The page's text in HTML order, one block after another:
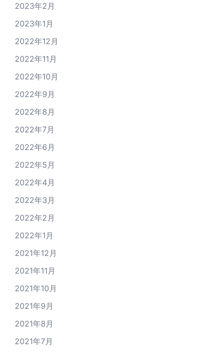
2023年2月
2023年1月
2022年12月
2022年11月
2022年10月
2022年9月
2022年8月
2022年7月
2022年6月
2022年5月
2022年4月
2022年3月
2022年2月
2022年1月
2021年12月
2021年11月
2021年10月
2021年9月
2021年8月
2021年7月